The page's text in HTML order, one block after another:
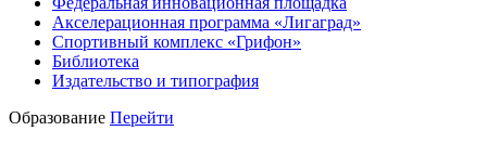
Акселерационная программа «Лигаград»­­
Спортивный комплекс «Грифон»
Библиотека
Издательство и типография
Образование Перейти